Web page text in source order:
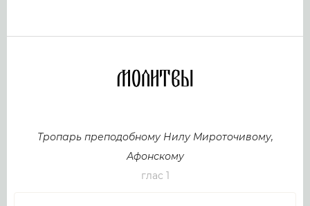
Молитвы
Тропарь преподобному Нилу Мироточивому,
Афонскому
глас 1